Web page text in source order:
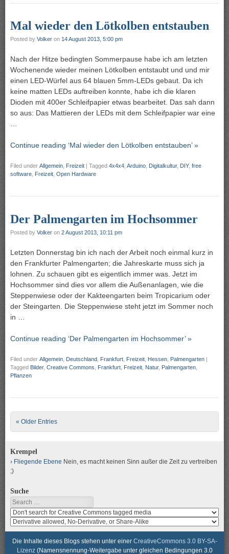
Mal wieder den Lötkolben entstauben
Posted by Volker on 14 August 2013, 5:00 pm
Nach der Hitze bedingten Sommerpause habe ich am letzten
Wochenende wieder meinen Lötkolben entstaubt und und mir
einen LED-Würfel aus 64 blauen 5mm-LEDs gebaut. Da ich
keine matten LEDs auftreiben konnte, habe ich die klaren
Dioden mit 400er Schleifpapier etwas bearbeitet. Das sah dann
so aus: Das Mattieren der LEDs mit dem Schleifpapier war eine
…
Continue reading ‘Mal wieder den Lötkolben entstauben’ »
Filed under Allgemein Freizeit Tagged 4x4x4 Arduino Digitalkultur, DIY, free
software
Freizeit Open Hardware
Der Palmengarten im Hochsommer
Posted by Volker on 2 August 2013, 10:11 pm
Letzten Donnerstag bin ich nach der Arbeit noch einmal kurz in
den Frankfurter Palmengarten; die Jahreskarte muss sich ja
lohnen. Zu schauen gibt es eigentlich immer was. Jetzt im
Hochsommer sind dies vor allem die Außenanlagen, wie die
Steppenwiese oder der Kakteengarten beim Tropicarium oder
der Steingarten. Die Steppenwiese steht jetzt im Sommer noch
in …
Continue reading ‘Der Palmengarten im Hochsommer’ »
Filed under Allgemein Deutschland Frankfurt Freizeit Hessen Palmengarten |
Tagged Bilder, Creative Commons Frankfurt Freizeit Natur, Palmengarten
Pflanzen
Post navigation
« Older Entries
Krempel
Fliegende Ebene Nein, es macht keinen Sinn außer die Zeit zu vertreiben
;)
Suche
Search
Search
media
for
usage
rights
search
media
for
modification
Die Inhalte dieses Blogs stehen unter einer CreativeCommons 3.0 BY-SA-
Lizenz(Namensnennung-Weitergabe unter gleichen Bedingungen 3.0